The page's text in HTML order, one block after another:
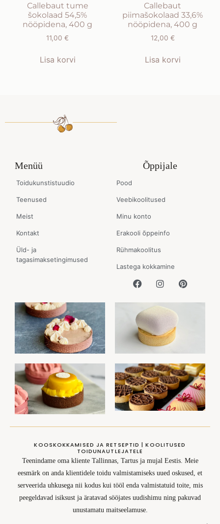
Callebaut tume
šokolaad 54,5%
nööpidena, 400 g
11,00 €
Lisa korvi
Callebaut
piimašokolaad 33,6%
nööpidena, 400 g
12,00 €
Lisa korvi
Menüü
Toidukunstistuudio
Teenused
Meist
Kontakt
Üld- ja
tagasimaksetingimused
Õppijale
Pood
Veebikoolitused
Minu konto
Erakooli õppeinfo
Rühmakoolitus
Lastega kokkamine
KOOSKOKKAMISED JA RETSEPTID | KOOLITUSED
TOIDUNAUTLEJATELE
Teenindame oma kliente Tallinnas, Tartus ja mujal Eestis. Meie
eesmärk on anda klientidele toidu valmistamiseks uued oskused, et
serveerida uhkusega nii kodus kui tööl enda valmistatuid toite, mis
peegeldavad isiksust ja äratavad sööjates uudishimu ning pakuvad
unustamatu maitseelamuse.